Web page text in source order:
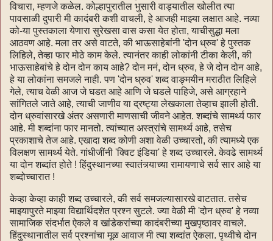
विचारा, म्हणजे कळेल. कोल्हापुरातील भुसारी वाड्यातील खोलीत त्या
पावसाळी दुपारी मी कादंबरी कशी वाचली, हे आजही माझ्या लक्षात आहे. नव्या
को-या पुस्तकाला येणारा सुरेखसा वास कसा येत होता, याचीसुद्धा मला
आठवण आहे. मला तर असे वाटते, की भाऊसाहेबांनी 'दोन ध्रुव' हे पुस्तक
लिहिले, तेव्हा फार मोठे काम केले. त्यानंतर काही लोकांनी टीका केली, की
भाऊसाहेबांचे हे दोन दोन काय आहे? दोन मनं, दोन ध्रुव, हे जे दोन दोन आहे,
हे या लोकांना समजले नाही. पण 'दोन ध्रुव' शब्द वाङ्मयीन मराठीत लिहिले
गेले, त्याच वेळी आज जे घडत आहे आणि जे घडले पाहिजे, असे आग्रहाने
सांगितले जाते आहे, त्याची जाणीव या द्रष्ट्या लेखकाला तेव्हाच झाली होती.
दोन ध्रुवांसारखे अंतर असणारी माणसाची जीवने आहेत. शब्दांचे सामर्थ्य फार
आहे. मी शब्दांना फार मानतो. त्यांच्यात अस्त्रांचे सामर्थ्य आहे, तसेच
प्रकाशाचे तेज आहे. एखादा शब्द कोणी अशा वेळी उच्चारतो, की त्यामध्ये एक
विलक्षण सामर्थ्य येते. गांधीजींनी 'क्विट इंडिया' हे शब्द उच्चारले. केवढे सामर्थ्य
या दोन शब्दांत होते ! हिंदुस्थानच्या स्वातंत्र्याच्या रामायणाचे सर्व सार आहे या
शब्दोच्चारात !
केव्हा केव्हा काही शब्द उच्चारले, की सर्व समजल्यासारखे वाटतात. तसेच
माझ्यापुरते माझ्या विद्यार्थिदशेत प्रश्न सुटले. ज्या वेळी मी 'दोन ध्रुव' हे नव्या
सामाजिक संदर्भात ऐकले व खांडेकरांच्या कादंबरीच्या मुखपृष्ठावर वाचले.
हिंदुस्थानातील सर्व प्रश्नांचा मूळ आवाज मी त्या शब्दांत ऐकला. पृथ्वीचे दोन